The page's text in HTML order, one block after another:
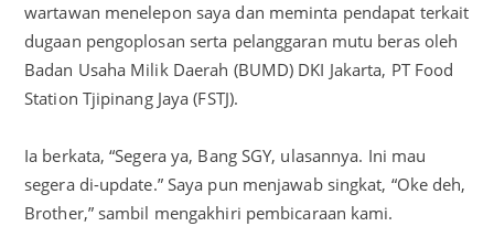
wartawan menelepon saya dan meminta pendapat terkait
dugaan pengoplosan serta pelanggaran mutu beras oleh
Badan Usaha Milik Daerah (BUMD) DKI Jakarta, PT Food
Station Tjipinang Jaya (FSTJ).
Ia berkata, “Segera ya, Bang SGY, ulasannya. Ini mau
segera di-update.” Saya pun menjawab singkat, “Oke deh,
Brother,” sambil mengakhiri pembicaraan kami.